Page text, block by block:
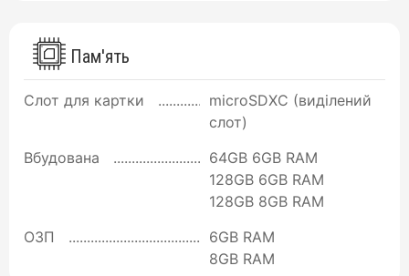
Пам'ять
Слот для картки
microSDXC (виділений
слот)
Вбудована
64GB 6GB RAM
128GB 6GB RAM
128GB 8GB RAM
ОЗП
6GB RAM
8GB RAM